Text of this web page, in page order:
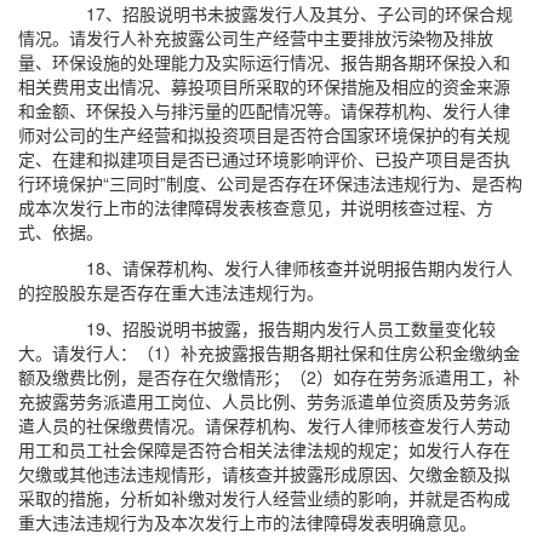
17、招股说明书未披露发行人及其分、子公司的环保合规
情况。请发行人补充披露公司生产经营中主要排放污染物及排放
量、环保设施的处理能力及实际运行情况、报告期各期环保投入和
相关费用支出情况、募投项目所采取的环保措施及相应的资金来源
和金额、环保投入与排污量的匹配情况等。请保荐机构、发行人律
师对公司的生产经营和拟投资项目是否符合国家环境保护的有关规
定、在建和拟建项目是否已通过环境影响评价、已投产项目是否执
行环境保护“三同时”制度、公司是否存在环保违法违规行为、是否构
成本次发行上市的法律障碍发表核查意见，并说明核查过程、方
式、依据。
18、请保荐机构、发行人律师核查并说明报告期内发行人
的控股股东是否存在重大违法违规行为。
19、招股说明书披露，报告期内发行人员工数量变化较
大。请发行人：（1）补充披露报告期各期社保和住房公积金缴纳金
额及缴费比例，是否存在欠缴情形；（2）如存在劳务派遣用工，补
充披露劳务派遣用工岗位、人员比例、劳务派遣单位资质及劳务派
遣人员的社保缴费情况。请保荐机构、发行人律师核查发行人劳动
用工和员工社会保障是否符合相关法律法规的规定；如发行人存在
欠缴或其他违法违规情形，请核查并披露形成原因、欠缴金额及拟
采取的措施，分析如补缴对发行人经营业绩的影响，并就是否构成
重大违法违规行为及本次发行上市的法律障碍发表明确意见。